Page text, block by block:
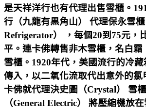
是天祥洋行也有代理出售雪櫃。
行（九龍有黒角山） 代理保永雪
Refrigerator） ，每個20到75元，
平。連卡佛轉售非木雪櫃，名白霜
雪櫃。1920年代，美國流行的冷藏
傳入，以二氧化流取代出意外的氯
卡佛就代理決史圖（Crystal） 雪
（General Electric） 將壓縮機放